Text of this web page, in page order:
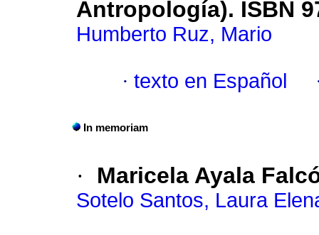
Antropología). ISBN
Humberto Ruz, Mario
· texto en Español
In memoriam
· Maricela Ayala
Sotelo Santos, Laura